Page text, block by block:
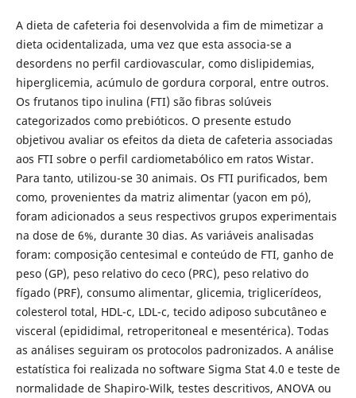
A dieta de cafeteria foi desenvolvida a fim de mimetizar a
dieta ocidentalizada, uma vez que esta associa-se a
desordens no perfil cardiovascular, como dislipidemias,
hiperglicemia, acúmulo de gordura corporal, entre outros.
Os frutanos tipo inulina (FTI) são fibras solúveis
categorizados como prebióticos. O presente estudo
objetivou avaliar os efeitos da dieta de cafeteria associadas
aos FTI sobre o perfil cardiometabólico em ratos Wistar.
Para tanto, utilizou-se 30 animais. Os FTI purificados, bem
como, provenientes da matriz alimentar (yacon em pó),
foram adicionados a seus respectivos grupos experimentais
na dose de 6%, durante 30 dias. As variáveis analisadas
foram: composição centesimal e conteúdo de FTI, ganho de
peso (GP), peso relativo do ceco (PRC), peso relativo do
fígado (PRF), consumo alimentar, glicemia, triglicerídeos,
colesterol total, HDL-c, LDL-c, tecido adiposo subcutâneo e
visceral (epididimal, retroperitoneal e mesentérica). Todas
as análises seguiram os protocolos padronizados. A análise
estatística foi realizada no software Sigma Stat 4.0 e teste de
normalidade de Shapiro-Wilk, testes descritivos, ANOVA ou